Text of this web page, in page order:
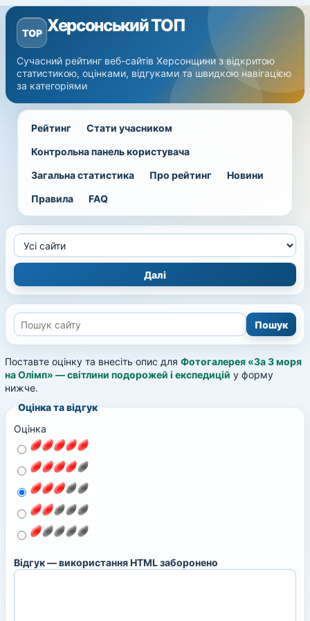
TOP Херсонський ТОП
Сучасний рейтинг веб-сайтів Херсонщини з відкритою
статистикою, оцінками, відгуками та швидкою навігацією
за категоріями
Рейтинг
Стати учасником
Контрольна панель користувача
Загальна статистика
Про рейтинг
Новини
Правила
FAQ
Поставте оцінку та внесіть опис для Фотогалерея «За 3 моря
на Олімп» — світлини подорожей і експедицій у форму
нижче.
Оцінка та відгук
Оцінка
Відгук — використання HTML заборонено